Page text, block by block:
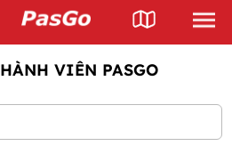
VIÊN PASGO